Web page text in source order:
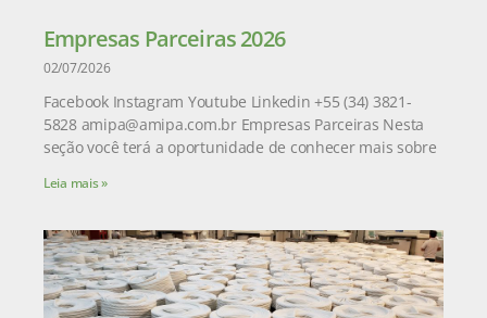
Empresas Parceiras 2026
02/07/2026
Facebook Instagram Youtube Linkedin +55 (34) 3821-
5828 amipa@amipa.com.br Empresas Parceiras Nesta
seção você terá a oportunidade de conhecer mais sobre
Leia mais »